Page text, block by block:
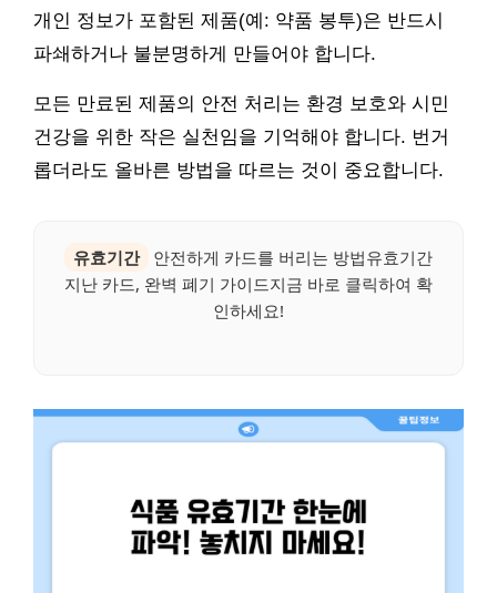
개인 정보가 포함된 제품(예: 약품 봉투)은 반드시
파쇄하거나 불분명하게 만들어야 합니다.
모든 만료된 제품의 안전 처리는 환경 보호와 시민
건강을 위한 작은 실천임을 기억해야 합니다. 번거
롭더라도 올바른 방법을 따르는 것이 중요합니다.
유효기간
안전하게 카드를 버리는 방법유효기간
지난 카드, 완벽 폐기 가이드지금 바로 클릭하여 확
인하세요!